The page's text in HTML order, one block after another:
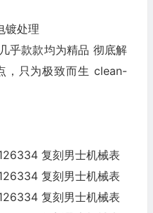
镀处理
乎款款均为精品 彻底解
，只为极致而生 clean-